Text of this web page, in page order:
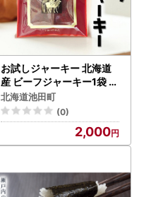
お試しジャーキー 北海道
産 ビーフジャーキー1袋 ジ
ャーキー つまみ おつまみ
牛 牛肉 乾きもの ビーフ 北
海道 ポスト投函 最短翌日
北海道池田町
(0)
2,000